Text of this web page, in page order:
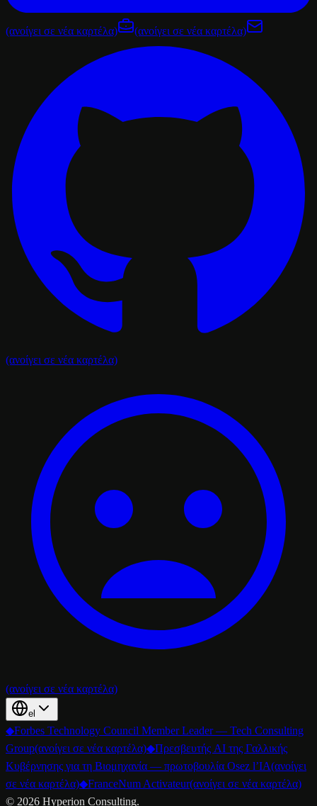
(ανοίγει σε νέα καρτέλα) (ανοίγει σε νέα καρτέλα)
(ανοίγει σε νέα καρτέλα)
(ανοίγει σε νέα καρτέλα)
el
◆Forbes Technology Council Member Leader — Tech Consulting
Group(ανοίγει σε νέα καρτέλα)◆Πρεσβευτής AI της Γαλλικής
Κυβέρνησης για τη Βιομηχανία — πρωτοβουλία Osez l’IA(ανοίγει
σε νέα καρτέλα)◆FranceNum Activateur(ανοίγει σε νέα καρτέλα)
© 2026 Hyperion Consulting.